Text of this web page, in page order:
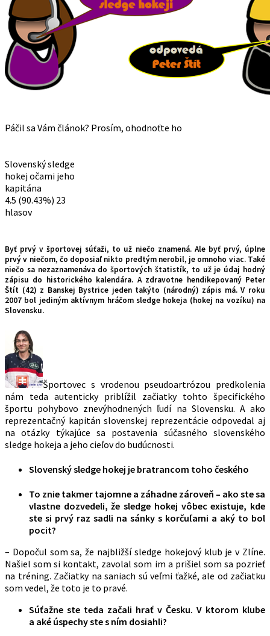
Páčil sa Vám článok? Prosím, ohodnoťte ho
Slovenský sledge
hokej očami jeho
kapitána
4.5 (90.43%) 23
hlasov
Byť prvý v športovej súťaži, to už niečo znamená. Ale byť prvý, úplne
prvý v niečom, čo doposiaľ nikto predtým nerobil, je omnoho viac. Také
niečo sa nezaznamenáva do športových štatistík, to už je údaj hodný
zápisu do historického kalendára. A zdravotne hendikepovaný Peter
Štít (42) z Banskej Bystrice jeden takýto (národný) zápis má. V roku
2007 bol jediným aktívnym hráčom sledge hokeja (hokej na vozíku) na
Slovensku.
Športovec s vrodenou pseudoartrózou predkolenia
nám teda autenticky priblížil začiatky tohto špecifického
športu pohybovo znevýhodnených ľudí na Slovensku. A ako
reprezentačný kapitán slovenskej reprezentácie odpovedal aj
na otázky týkajúce sa postavenia súčasného slovenského
sledge hokeja a jeho cieľov do budúcnosti.
Slovenský sledge hokej je bratrancom toho českého
To znie takmer tajomne a záhadne zároveň – ako ste sa
vlastne dozvedeli, že sledge hokej vôbec existuje, kde
ste si prvý raz sadli na sánky s korčuľami a aký to bol
pocit?
– Dopočul som sa, že najbližší sledge hokejový klub je v Zlíne.
Našiel som si kontakt, zavolal som im a prišiel som sa pozrieť
na tréning. Začiatky na saniach sú veľmi ťažké, ale od začiatku
som vedel, že toto je to pravé.
Súťažne ste teda začali hrať v Česku. V ktorom klube
a aké úspechy ste s ním dosiahli?